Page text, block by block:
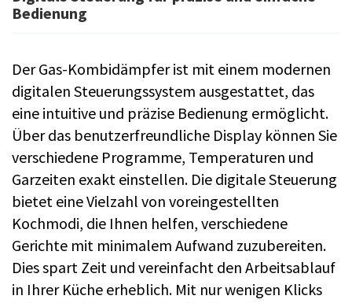
Bedienung
Der Gas-Kombidämpfer ist mit einem modernen
digitalen Steuerungssystem ausgestattet, das
eine intuitive und präzise Bedienung ermöglicht.
Über das benutzerfreundliche Display können Sie
verschiedene Programme, Temperaturen und
Garzeiten exakt einstellen. Die digitale Steuerung
bietet eine Vielzahl von voreingestellten
Kochmodi, die Ihnen helfen, verschiedene
Gerichte mit minimalem Aufwand zuzubereiten.
Dies spart Zeit und vereinfacht den Arbeitsablauf
in Ihrer Küche erheblich. Mit nur wenigen Klicks